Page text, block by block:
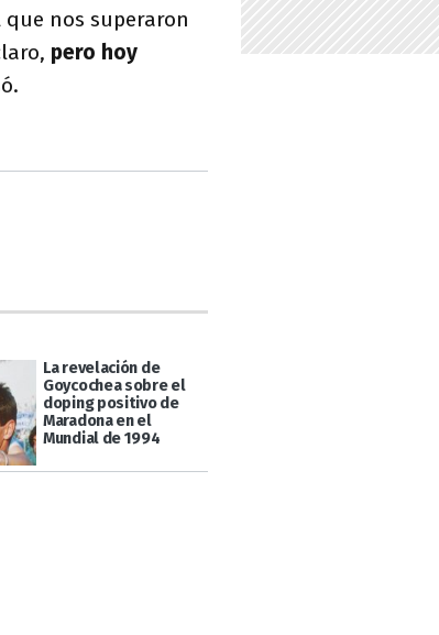
nos superaron
pero hoy
La revelación de
Goycochea sobre el
doping positivo de
Maradona en el
Mundial de 1994